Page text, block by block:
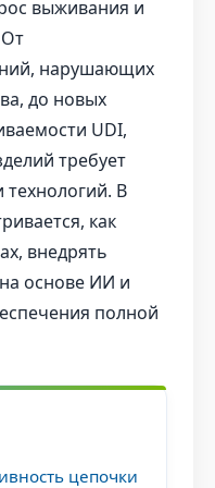
выживания и
нарушающих
до новых
UDI,
требует
технологий. В
как
внедрять
основе ИИ и
полной
цепочки